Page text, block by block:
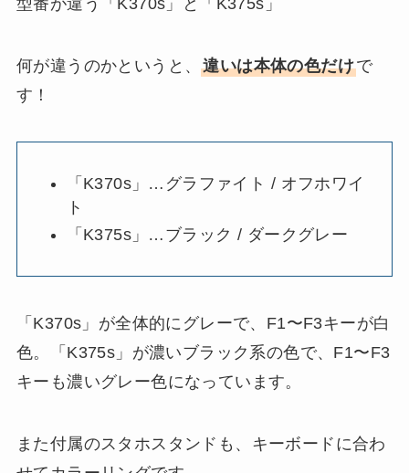
何が違うのかというと、違いは本体の色だけで
す！
「K370s」…グラファイト / オフホワイ
ト
「K375s」…ブラック / ダークグレー
「K370s」が全体的にグレーで、F1〜F3キーが白
色。「K375s」が濃いブラック系の色で、F1〜F3
キーも濃いグレー色になっています。
また付属のスタホスタンドも、キーボードに合わ